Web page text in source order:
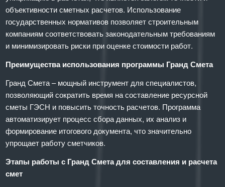
объективности сметных расчетов. Использование
государственных нормативов позволяет строительным
компаниям соответствовать законодательным требованиям
и минимизировать риски при оценке стоимости работ.
Преимущества использования программы Гранд Смета
Гранд Смета – мощный инструмент для специалистов,
позволяющий сократить время на составление ресурсной
сметы ГЭСН и повысить точность расчетов. Программа
автоматизирует процесс сбора данных, их анализ и
формирование итогового документа, что значительно
упрощает работу сметчиков.
Этапы работы с Гранд Смета для составления и расчета
смет